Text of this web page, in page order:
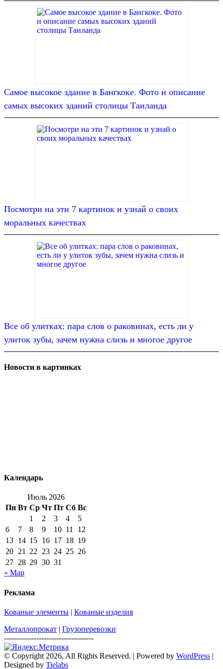
Самое высокое здание в Бангкоке. Фото и описание
самых высоких зданий столицы Таиланда
Посмотри на эти 7 картинок и узнай о своих
моральных качествах
Все об улитках: пара слов о раковинах, есть ли у
улиток зубы, зачем нужна слизь и многое другое
Новости в картинках
Календарь
Июль 2026
Пн Вт Ср Чт Пт Сб Вс
1
2 3 4
5
6
7 8 9 10 11
12
13 14 15 16 17 18 19
20 21 22 23 24 25 26
27 28 29 30 31
« Мар
Реклама
Кованые элементы | Кованые изделия
Металлопрокат | Грузоперевозки
------------------------------------
© Copyright 2026, All Rights Reserved. | Powered by WordPress |
Designed by Tielabs